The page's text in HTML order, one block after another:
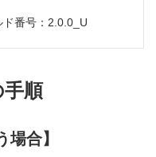
ド番号：2.0.0_U
順
場合】